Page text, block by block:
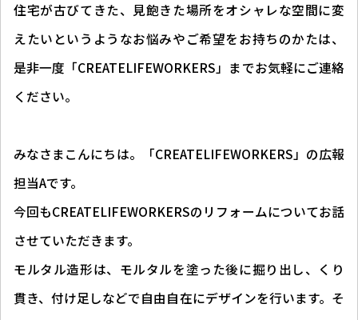
住宅が古びてきた、見飽きた場所をオシャレな空間に変
えたいというようなお悩みやご希望をお持ちのかたは、
是非一度「CREATELIFEWORKERS」までお気軽にご連絡
ください。
みなさまこんにちは。「CREATELIFEWORKERS」の広報
担当Aです。
今回もCREATELIFEWORKERSのリフォームについてお話
させていただきます。
モルタル造形は、モルタルを塗った後に掘り出し、くり
貫き、付け足しなどで自由自在にデザインを行います。そ